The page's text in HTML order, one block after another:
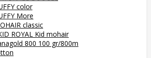
color
More
classic
ROYAL Kid mohair
800 100 gr/800m